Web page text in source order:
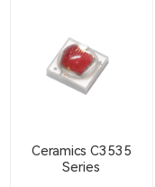
Ceramics C3535
Series